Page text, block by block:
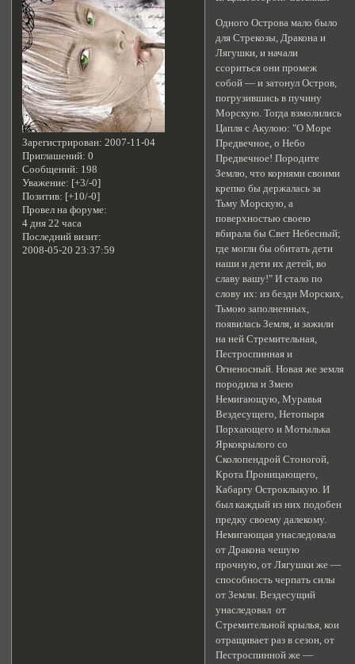
Зарегистрирован: 2007-11-04
Приглашений: 0
Сообщений: 198
Уважение: [+3/-0]
Позитив: [+10/-0]
Провел на форуме:
4 дня 22 часа
Последний визит:
2008-05-20 23:37:59
Одного Острова мало было
для Стрекозы, Дракона и
Лягушки, и начали
ссориться они промеж
собой — и затонул Остров,
погрузившись в пучину
Морскую. Тогда взмолились
Цапля с Акулою: "О Море
Предвечное, о Небо
Предвечное! Породите
Землю, что корнями своими
крепко бы держалась за
Тьму Морскую, а
поверхностью своею
вбирала бы Свет Небесный;
где могли бы обитать дети
наши и дети их детей, во
славу вашу!" И стало по
слову их: из бездн Морских,
Тьмою заполненных,
появилась Земля, и зажили
на ней Стремительная,
Пестроспинная и
Огненосный. Новая же земля
породила и Змею
Немигающую, Муравья
Вездесущего, Нетопыря
Порхающего и Мотылька
Яркокрылого со
Сколопендрой Стоногой,
Крота Проницающего,
Кабаргу Остроклыкую. И
был каждый из них подобен
предку своему далекому.
Немигающая унаследовала
от Дракона чешую
прочную, от Лягушки же —
способность черпать силы
от Земли. Вездесущий
унаследовал от
Стремительной крылья, кои
отращивает раз в сезон, от
Пестроспинной же —